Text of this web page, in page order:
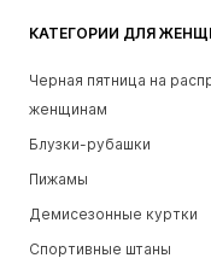
КАТЕГОРИИ ДЛЯ
Черная пятница на
женщинам
Блузки-рубашки
Пижамы
Демисезонные куртки
Спортивные штаны